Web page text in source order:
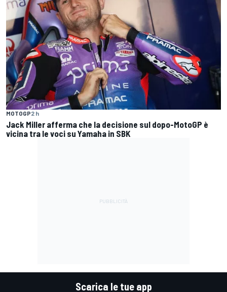
MOTOGP2 h
Jack Miller afferma che la decisione sul dopo-MotoGP è
vicina tra le voci su Yamaha in SBK
Scarica le tue app